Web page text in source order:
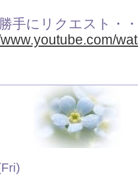
勝手にリクエスト・